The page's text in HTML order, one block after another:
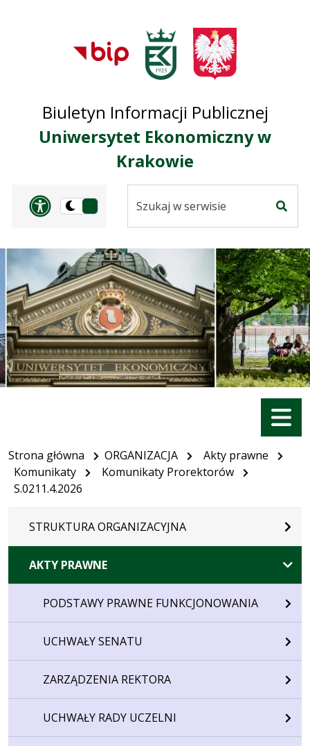
Przejdź do
głównego menu
Przejdź do treści
Przejdź do mapy
serwisu
Biuletyn Informacji Publicznej
Uniwersytet Ekonomiczny w
Krakowie
Panel dostosowania
Przełącz
ciemną
serwisie
Menu
Strona główna ORGANIZACJA
Akty prawne
Komunikaty
Komunikaty Prorektorów
S.0211.4.2026
STRUKTURA ORGANIZACYJNA
AKTY PRAWNE
PODSTAWY PRAWNE FUNKCJONOWANIA
UCHWAŁY SENATU
ZARZĄDZENIA REKTORA
UCHWAŁY RADY UCZELNI